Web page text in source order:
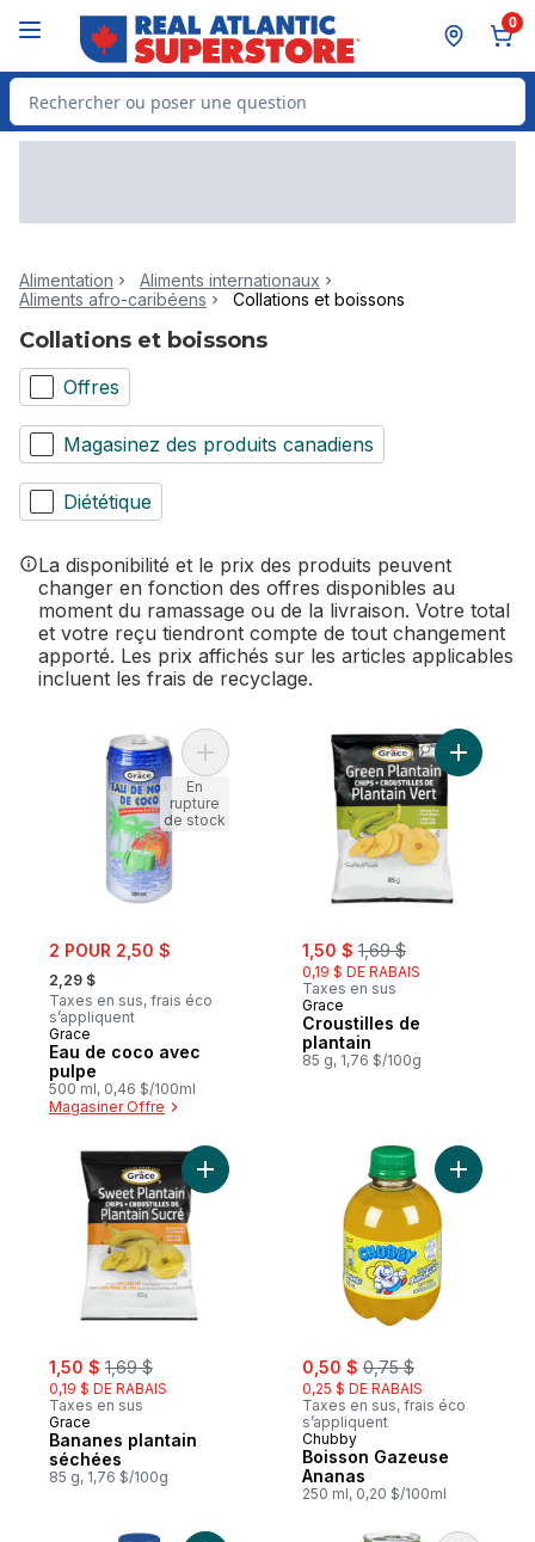
0
Rechercher des produits
Alimentation
Aliments internationaux
Aliments afro-caribéens
Collations et boissons
Collations et boissons
Offres
Magasinez des produits canadiens
Diététique
La disponibilité et le prix des produits peuvent
changer en fonction des offres disponibles au
moment du ramassage ou de la livraison. Votre total
et votre reçu tiendront compte de tout changement
apporté. Les prix affichés sur les articles applicables
incluent les frais de recyclage.
sale:
2 POUR 2,50 $
, formerly:
2,29 $
Taxes en sus, frais éco
s’appliquent
Grace
Eau de coco avec
pulpe
500 ml, 0,46 $/100ml
Magasiner Offre
Ajouter Eau de coco avec pulpe au
En
rupture
de stock
sale:
1,50 $ , formerly:
1,69 $
0,19 $ DE RABAIS
Taxes en sus
Grace
Croustilles de
plantain
85 g, 1,76 $/100g
Ajouter
sale:
1,50 $ , formerly:
1,69 $
0,19 $ DE RABAIS
Taxes en sus
Grace
Bananes plantain
séchées
85 g, 1,76 $/100g
Ajouter Bananes plantain séchées au
sale:
0,50 $ , formerly:
0,75 $
0,25 $ DE RABAIS
Taxes en sus, frais éco
s’appliquent
Chubby
Boisson Gazeuse
Ananas
250 ml, 0,20 $/100ml
Ajouter